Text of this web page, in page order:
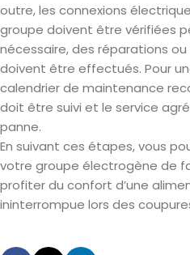
outre, les connexions
groupe doivent être vérifiées
nécessaire, des réparations
doivent être effectués. Pour
calendrier de maintenance
doit être suivi et le service
panne.
En suivant ces étapes, vous
votre groupe électrogène de
profiter du confort d’une
ininterrompue lors des